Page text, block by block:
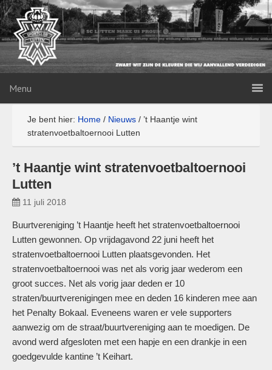
Menu
Je bent hier: Home / Nieuws / ’t Haantje wint
stratenvoetbaltoernooi Lutten
’t Haantje wint stratenvoetbaltoernooi
Lutten
11 juli 2018
Buurtvereniging ’t Haantje heeft het stratenvoetbaltoernooi
Lutten gewonnen. Op vrijdagavond 22 juni heeft het
stratenvoetbaltoernooi Lutten plaatsgevonden. Het
stratenvoetbaltoernooi was net als vorig jaar wederom een
groot succes. Net als vorig jaar deden er 10
straten/buurtverenigingen mee en deden 16 kinderen mee aan
het Penalty Bokaal. Eveneens waren er vele supporters
aanwezig om de straat/buurtvereniging aan te moedigen. De
avond werd afgesloten met een hapje en een drankje in een
goedgevulde kantine ’t Keihart.